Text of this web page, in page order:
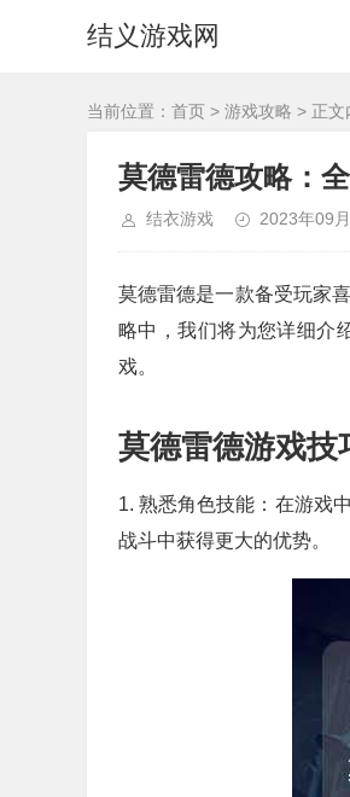
结义游戏网
当前位置： 首页 > 游戏攻略 > 正文
莫德雷德攻略：
结衣游戏 2023年09
莫德雷德是一款备受玩家
略中，我们将为您详细介
戏。
莫德雷德游戏技
1. 熟悉角色技能：在游戏
战斗中获得更大的优势。